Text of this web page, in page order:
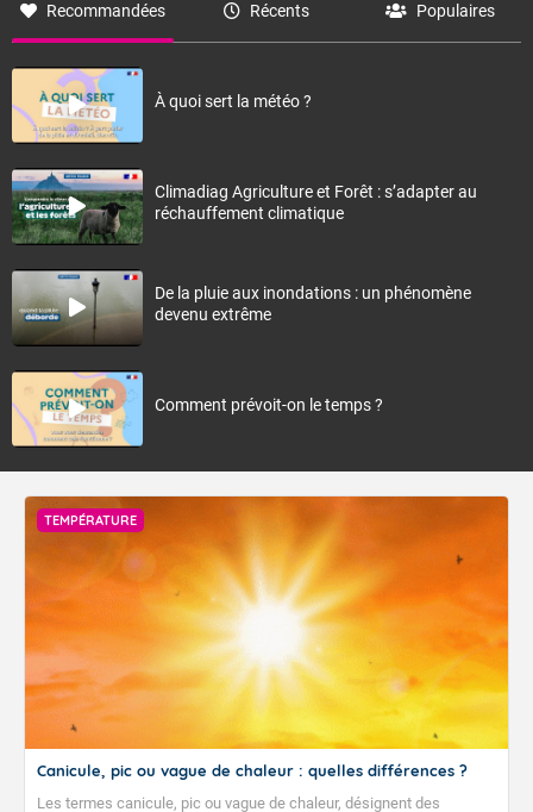
Recommandées Récents Populaires
À quoi sert la météo ?
Climadiag Agriculture et Forêt : s’adapter au
réchauffement climatique
De la pluie aux inondations : un phénomène
devenu extrême
Comment prévoit-on le temps ?
TEMPÉRATURE
Canicule, pic ou vague de chaleur : quelles différences ?
Les termes canicule, pic ou vague de chaleur, désignent des